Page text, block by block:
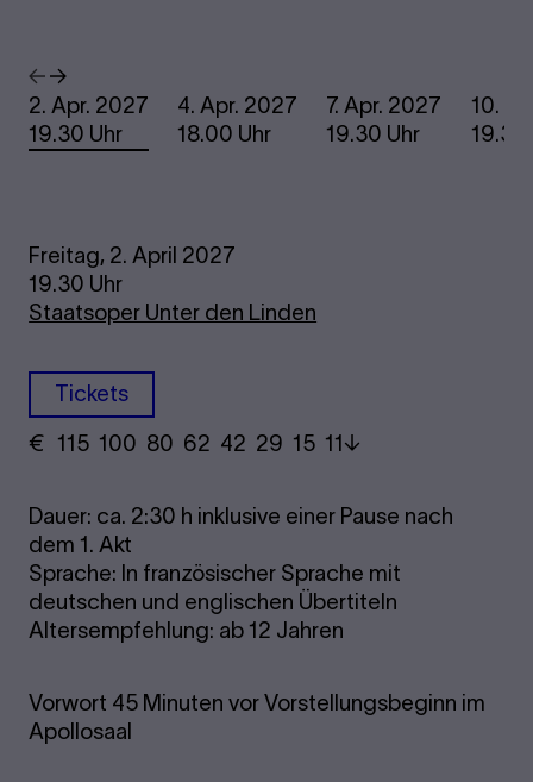
Termine
Vorheriges
Nächstes
2. Apr. 2027
19.30 Uhr
4. Apr. 2027
18.00 Uhr
7. Apr. 2027
19.30 Uhr
10.
19.30
Freitag, 2. April 2027
19.30 Uhr
Staatsoper Unter den Linden
Tickets
€ ​ 115 100 80​ 62 42 29​ 15 11
Dauer: ca. 2:30 h inklusive einer Pause nach
dem 1. Akt
Sprache: In französischer Sprache mit
deutschen und englischen Übertiteln
Altersempfehlung: ab 12 Jahren
Vorwort 45 Minuten vor Vorstellungsbeginn im
Apollosaal